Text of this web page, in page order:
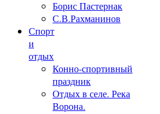
Борис Пастернак
С.В.Рахманинов
Спорт
и
отдых
Конно-спортивный
праздник
Отдых в селе. Река
Ворона.